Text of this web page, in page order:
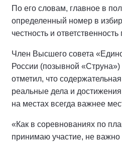
По его словам, главное в
определенный номер в
честность и
Член Высшего совета
России (позывной «Струна»)
отметил, что
реальные дела и
на местах всегда важнее
«Как в соревнованиях по
принимаю участие, не важно